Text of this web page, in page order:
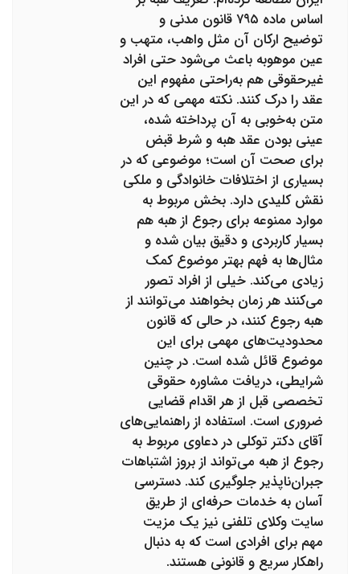
اساس ماده ۷۹۵ قانون مدنی و
توضیح ارکان آن مثل واهب، متهب و
عین موهوبه باعث می‌شود حتی افراد
غیرحقوقی هم به‌راحتی مفهوم این
عقد را درک کنند. نکته مهمی که در این
متن به‌خوبی به آن پرداخته شده،
عینی بودن عقد هبه و شرط قبض
برای صحت آن است؛ موضوعی که در
بسیاری از اختلافات خانوادگی و ملکی
نقش کلیدی دارد. بخش مربوط به
موارد ممنوعه برای رجوع از هبه هم
بسیار کاربردی و دقیق بیان شده و
مثال‌ها به فهم بهتر موضوع کمک
زیادی می‌کند. خیلی از افراد تصور
می‌کنند هر زمان بخواهند می‌توانند از
هبه رجوع کنند، در حالی که قانون
محدودیت‌های مهمی برای این
موضوع قائل شده است. در چنین
شرایطی، دریافت مشاوره حقوقی
تخصصی قبل از هر اقدام قضایی
ضروری است. استفاده از راهنمایی‌های
آقای دکتر توکلی در دعاوی مربوط به
رجوع از هبه می‌تواند از بروز اشتباهات
جبران‌ناپذیر جلوگیری کند. دسترسی
آسان به خدمات حرفه‌ای از طریق
سایت وکلای تلفنی نیز یک مزیت
مهم برای افرادی است که به دنبال
راهکار سریع و قانونی هستند.